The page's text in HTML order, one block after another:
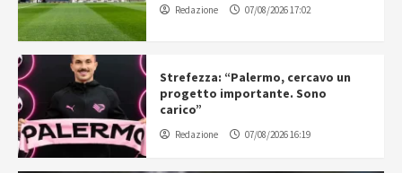
Redazione 07/08/2026 17:02
Strefezza: “Palermo, cercavo un
progetto importante. Sono
carico”
Redazione 07/08/2026 16:19